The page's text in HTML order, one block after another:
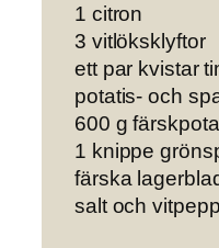
1 citron
3 vitlöksklyftor
ett par kvistar
potatis- och
600 g
1 knippe
färska
salt och